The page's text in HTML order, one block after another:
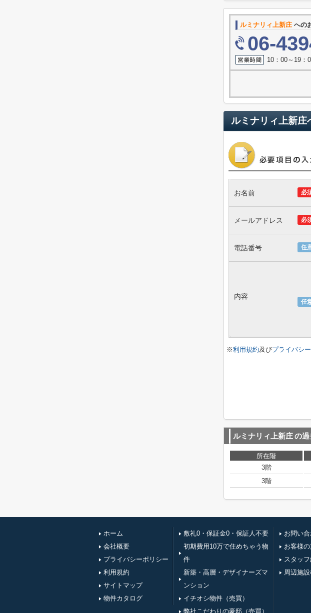
ルミナリィ上新庄 への
06-
10：00～19：
ルミナリィ上新庄
必
お名前
必
メールアドレス
任
電話番号
任
内容
※利用規約及びプライバシ
ルミナリィ上新庄の過
所在階
3階
3階
ホーム
会社概要
プライバシーポリシー
利用規約
サイトマップ
物件カタログ
敷礼0・保証金0・保証人不要
初期費用10万で住めちゃう物
件
新築・高層・デザイナーズマ
ンション
イチオシ物件（売買）
弊社こだわりの豪邸（売買）
お問い
お客様
スタッ
周辺施